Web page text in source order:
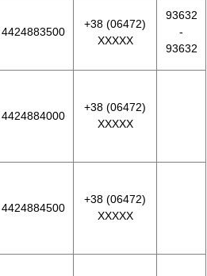
4424883500
+38 (06472)
XXXXX
93632
-
93632
4424884000
+38 (06472)
XXXXX
4424884500
+38 (06472)
XXXXX